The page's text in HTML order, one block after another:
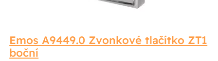
Emos A9449.0 Zvonkové tlačítko ZT1
boční